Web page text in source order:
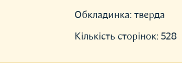
Обкладинка: тверда
Кількість сторінок: 528